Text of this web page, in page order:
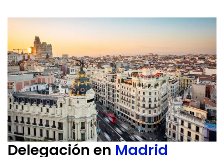
Delegación en Madrid